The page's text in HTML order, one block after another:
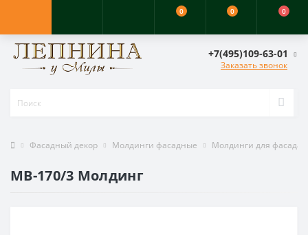
0 0 0
+7(495)109-63-01
Заказать звонок
Фасадный декор Молдинги фасадные Молдинги для фасада
МВ-170/3 Молдинг